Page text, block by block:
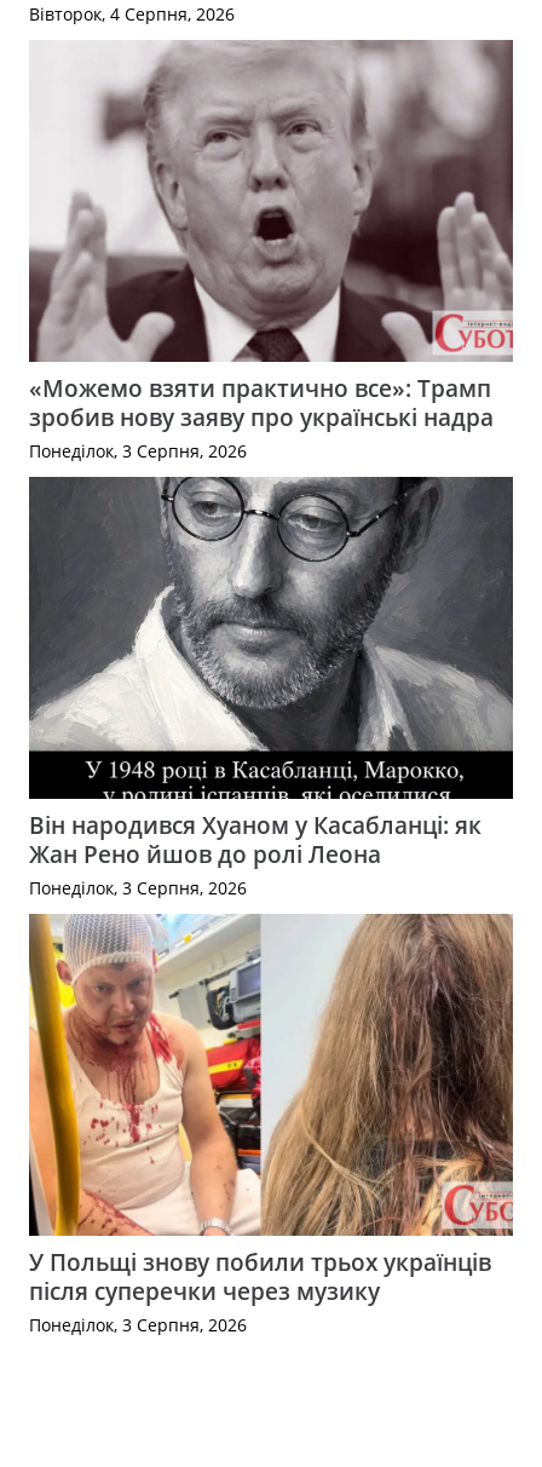
Вівторок, 4 Серпня, 2026
«Можемо взяти практично все»: Трамп
зробив нову заяву про українські надра
Понеділок, 3 Серпня, 2026
Він народився Хуаном у Касабланці: як
Жан Рено йшов до ролі Леона
Понеділок, 3 Серпня, 2026
У Польщі знову побили трьох українців
після суперечки через музику
Понеділок, 3 Серпня, 2026